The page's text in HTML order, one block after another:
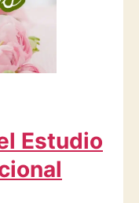
Estudio